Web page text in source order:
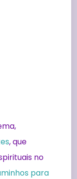
, que
no
para